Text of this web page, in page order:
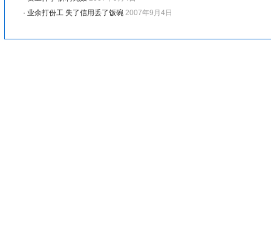
· 业余打份工 失了信用丢了饭碗 2007年9月4日